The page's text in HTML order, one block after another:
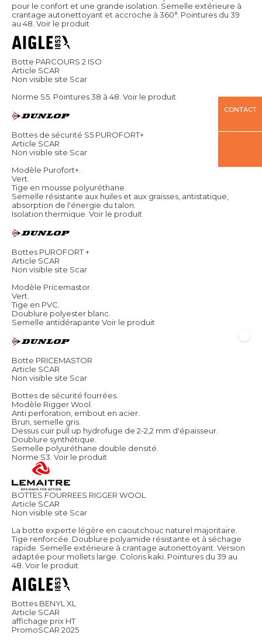
pour le confort et une grande isolation. Semelle extérieure à
crantage autonettoyant et accroche à 360°. Pointures du 39
au 48. Voir le produit
Botte PARCOURS 2 ISO
Article SCAR
Non visible site Scar
Norme S5. Pointures 38 à 48. Voir le produit
Bottes de sécurité S5 PUROFORT+
Article SCAR
Non visible site Scar
Modèle Purofort+.
Vert.
Tige en mousse polyuréthane.
Semelle résistante aux huiles et aux graisses, antistatique,
absorption de l'énergie du talon.
Isolation thermique. Voir le produit
Bottes PUROFORT +
Article SCAR
Non visible site Scar
Modèle Pricemastor.
Vert.
Tige en PVC.
Doublure polyester blanc.
Semelle antidérapante Voir le produit
Botte PRICEMASTOR
Article SCAR
Non visible site Scar
Bottes de sécurité fourrées.
Modèle Rigger Wool.
Anti perforation, embout en acier.
Brun, semelle gris.
Dessus cuir pull up hydrofuge de 2-2,2 mm d'épaisseur.
Doublure synthétique.
Semelle polyuréthane double densité.
Norme S3. Voir le produit
BOTTES FOURREES RIGGER WOOL
Article SCAR
Non visible site Scar
La botte experte légère en caoutchouc naturel majoritaire.
Tige renforcée. Doublure polyamide résistante et à séchage
rapide. Semelle extérieure à crantage autonettoyant. Version
adaptée pour mollets large. Coloris kaki. Pointures du 39 au
48. Voir le produit
Bottes BENYL XL
Article SCAR
affichage prix HT
PromoSCAR 2025
CONTACT